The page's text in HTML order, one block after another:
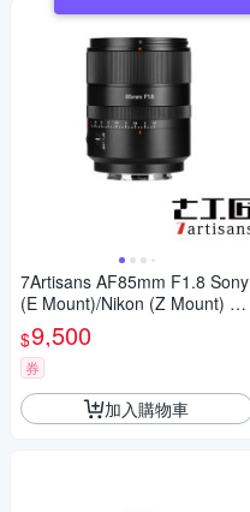
7Artisans AF85mm F1.8 Sony
(E Mount)/Nikon (Z Mount) 公
司貨
$9,500
券
加入購物車